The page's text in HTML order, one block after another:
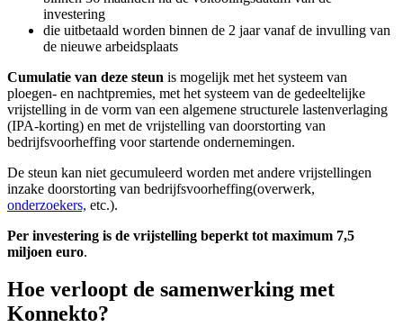
investering
die uitbetaald worden binnen de 2 jaar vanaf de invulling van
de nieuwe arbeidsplaats
Cumulatie van deze steun is mogelijk met het systeem van
ploegen- en nachtpremies, met het systeem van de gedeeltelijke
vrijstelling in de vorm van een algemene structurele lastenverlaging
(IPA-korting) en met de vrijstelling van doorstorting van
bedrijfsvoorheffing voor startende ondernemingen.
De steun kan niet gecumuleerd worden met andere vrijstellingen
inzake doorstorting van bedrijfsvoorheffing(overwerk,
onderzoekers, etc.).
Per investering is de vrijstelling beperkt tot maximum 7,5
miljoen euro.
Hoe verloopt de samenwerking met
Konnekto?